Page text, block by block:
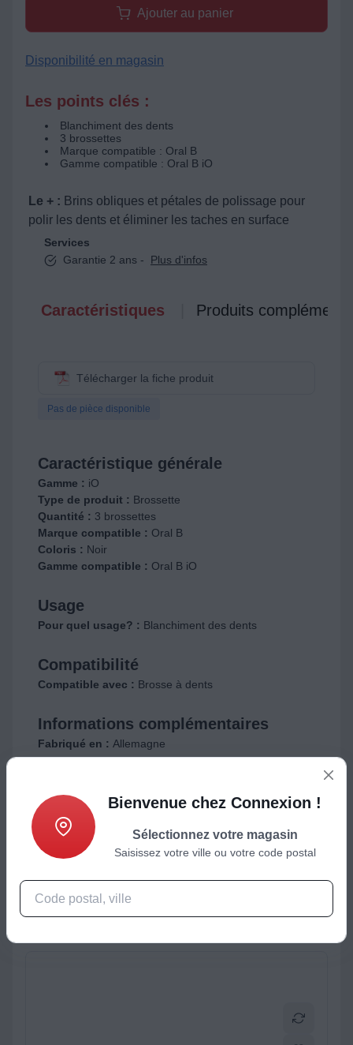
Ajouter au panier
Disponibilité en magasin
Les points clés :
Blanchiment des dents
3 brossettes
Marque compatible : Oral B
Gamme compatible : Oral B iO
Le + : Brins obliques et pétales de polissage pour
polir les dents et éliminer les taches en surface
Services
Garantie 2 ans -
Plus d'infos
Caractéristiques Produits
Télécharger la fiche produit
Pas de pièce disponible
Caractéristique générale
Gamme : iO
Type de produit : Brossette
Quantité : 3 brossettes
Marque compatible : Oral B
Coloris : Noir
Gamme compatible : Oral B iO
Usage
Pour quel usage? : Blanchiment des dents
Compatibilité
Compatible avec : Brosse à dents
Informations complémentaires
Fabriqué en : Allemagne
Produits complémentaires
Bienvenue chez Connexion !
Sélectionnez votre magasin
Saisissez votre ville ou votre code postal